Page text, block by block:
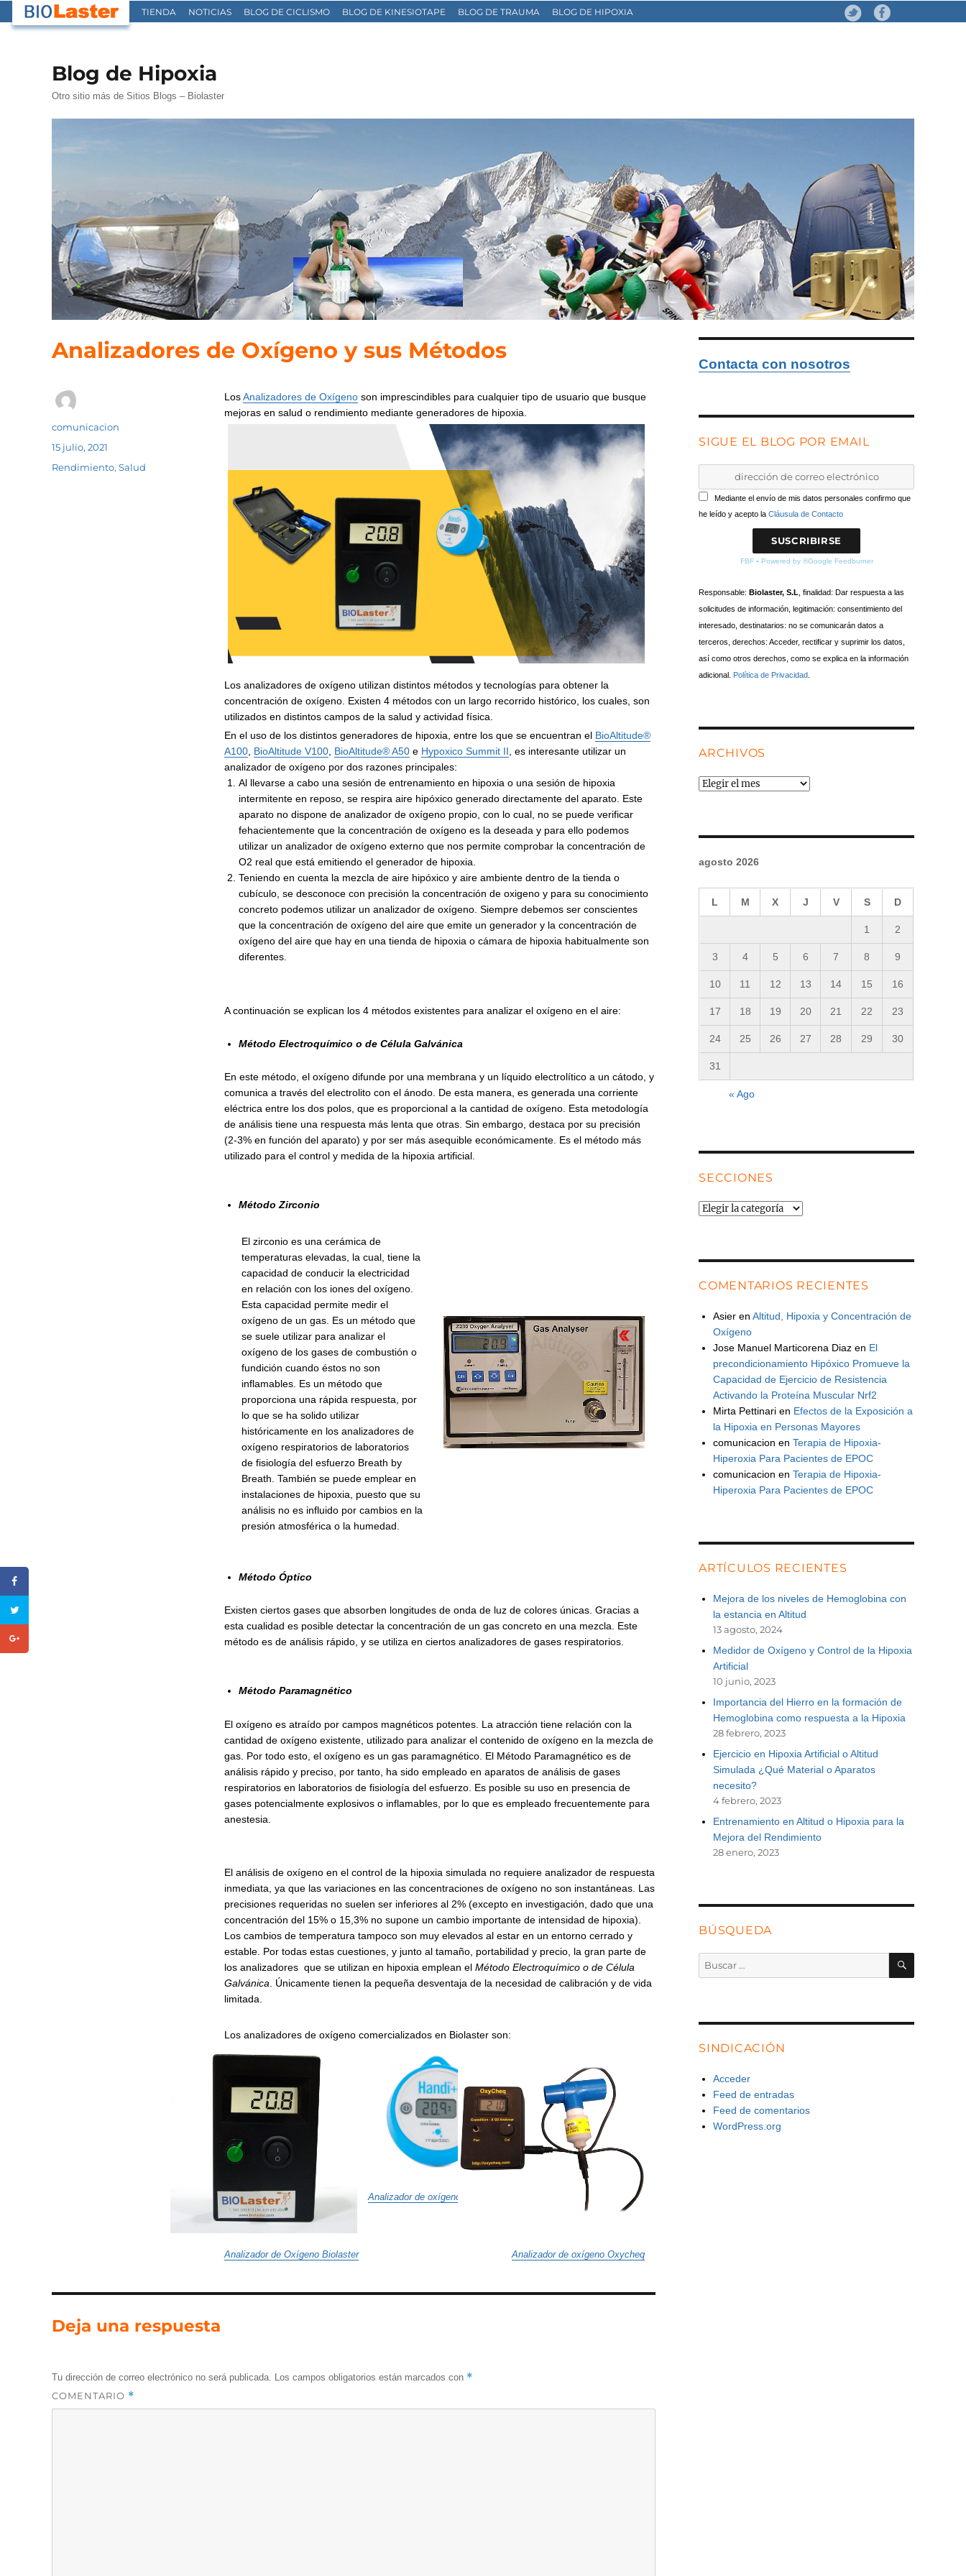
TIENDA NOTICIAS BLOG DE CICLISMO BLOG DE KINESIOTAPE BLOG DE TRAUMA BLOG DE HIPOXIA
Blog de Hipoxia
Otro sitio más de Sitios Blogs – Biolaster
Analizadores de Oxígeno y sus Métodos
LosAnalizadores de Oxígeno son imprescindibles para cualquier tipo de usuario que busque
mejoras en salud o rendimiento mediante generadores de hipoxia.
Los analizadores de oxígeno utilizan distintos métodos y tecnologías para obtener la
concentración de oxígeno. Existen 4 métodos con un largo recorrido histórico, los cuales, son
utilizados en distintos campos de la salud y actividad física.
En el uso de los distintos generadores de hipoxia, entre los que se encuentran el BioAltitude®
A100, BioAltitude V100, BioAltitude® A50 e Hypoxico Summit II, es interesante utilizar un
analizador de oxígeno por dos razones principales:
Al llevarse a cabo una sesión de entrenamiento en hipoxia o una sesión de hipoxia
intermitente en reposo, se respira aire hipóxico generado directamente del aparato. Este
aparato no dispone de analizador de oxígeno propio, con lo cual, no se puede verificar
fehacientemente que la concentración de oxígeno es la deseada y para ello podemos
utilizar un analizador de oxígeno externo que nos permite comprobar la concentración de
O2 real que está emitiendo el generador de hipoxia.
Teniendo en cuenta la mezcla de aire hipóxico y aire ambiente dentro de la tienda o
cubículo, se desconoce con precisión la concentración de oxigeno y para su conocimiento
concreto podemos utilizar un analizador de oxígeno. Siempre debemos ser conscientes
que la concentración de oxígeno del aire que emite un generador y la concentración de
oxígeno del aire que hay en una tienda de hipoxia o cámara de hipoxia habitualmente son
diferentes.
A continuación se explican los 4 métodos existentes para analizar el oxígeno en el aire:
Método Electroquímico o de Célula Galvánica
En este método, el oxígeno difunde por una membrana y un líquido electrolítico a un cátodo, y
comunica a través del electrolito con el ánodo. De esta manera, es generada una corriente
eléctrica entre los dos polos, que es proporcional a la cantidad de oxígeno. Esta metodología
de análisis tiene una respuesta más lenta que otras. Sin embargo, destaca por su precisión
(2-3% en función del aparato) y por ser más asequible económicamente. Es el método más
utilizado para el control y medida de la hipoxia artificial.
Método Zirconio
El zirconio es una cerámica de
temperaturas elevadas, la cual, tiene la
capacidad de conducir la electricidad
en relación con los iones del oxígeno.
Esta capacidad permite medir el
oxígeno de un gas. Es un método que
se suele utilizar para analizar el
oxígeno de los gases de combustión o
fundición cuando éstos no son
inflamables. Es un método que
proporciona una rápida respuesta, por
lo que se ha solido utilizar
históricamente en los analizadores de
oxígeno respiratorios de laboratorios
de fisiología del esfuerzo Breath by
Breath. También se puede emplear en
instalaciones de hipoxia, puesto que su
análisis no es influido por cambios en la
presión atmosférica o la humedad.
Método Óptico
Existen ciertos gases que absorben longitudes de onda de luz de colores únicas. Gracias a
esta cualidad es posible detectar la concentración de un gas concreto en una mezcla. Este
método es de análisis rápido, y se utiliza en ciertos analizadores de gases respiratorios.
Método Paramagnético
El oxígeno es atraído por campos magnéticos potentes. La atracción tiene relación con la
cantidad de oxígeno existente, utilizado para analizar el contenido de oxígeno en la mezcla de
gas. Por todo esto, el oxígeno es un gas paramagnético. El Método Paramagnético es de
análisis rápido y preciso, por tanto, ha sido empleado en aparatos de análisis de gases
respiratorios en laboratorios de fisiología del esfuerzo. Es posible su uso en presencia de
gases potencialmente explosivos o inflamables, por lo que es empleado frecuentemente para
anestesia.
El análisis de oxígeno en el control de la hipoxia simulada no requiere analizador de respuesta
inmediata, ya que las variaciones en las concentraciones de oxígeno no son instantáneas. Las
precisiones requeridas no suelen ser inferiores al 2% (excepto en investigación, dado que una
concentración del 15% o 15,3% no supone un cambio importante de intensidad de hipoxia).
Los cambios de temperatura tampoco son muy elevados al estar en un entorno cerrado y
estable. Por todas estas cuestiones, y junto al tamaño, portabilidad y precio, la gran parte de
los analizadores que se utilizan en hipoxia emplean el Método Electroquímico o de Célula
Galvánica . Únicamente tienen la pequeña desventaja de la necesidad de calibración y de vida
limitada.
Los analizadores de oxígeno comercializados en Biolaster son:
Analizador de Oxígeno Biolaster
Analizador de oxígeno Handi
Analizador de oxígeno Oxycheq
Autor
comunicacion
Publicado
el
15 julio, 2021
Categorías
Rendimiento, Salud
Deja una respuesta
Tu dirección de correo electrónico no será publicada. Los campos obligatorios están marcados con *
COMENTARIO *
Contacta con nosotros
SIGUE EL BLOG POR EMAIL
Mediante el envío de mis datos personales confirmo que
he leído y acepto la Cláusula de Contacto
FBF▪ Powered by ®Google Feedburner
Responsable: Biolaster, S.L , finalidad: Dar respuesta a las
solicitudes de información, legitimación: consentimiento del
interesado, destinatarios: no se comunicarán datos a
terceros, derechos: Acceder, rectificar y suprimir los datos,
así como otros derechos, como se explica en la información
adicional.
Política de Privacidad
ARCHIVOS
Archivos
agosto 2026
L M X J V S D
1 2
3 4 5 6 7 8 9
10 11 12 13 14 15 16
17 18 19 20 21 22 23
24 25 26 27 28 29 30
31
« Ago
SECCIONES
Secciones
COMENTARIOS RECIENTES
Asier en Altitud, Hipoxia y Concentración de
Oxígeno
Jose Manuel Marticorena Diaz en El
precondicionamiento Hipóxico Promueve la
Capacidad de Ejercicio de Resistencia
Activando la Proteína Muscular Nrf2
Mirta Pettinari en Efectos de la Exposición a
la Hipoxia en Personas Mayores
comunicacion en Terapia de Hipoxia-
Hiperoxia Para Pacientes de EPOC
comunicacion en Terapia de Hipoxia-
Hiperoxia Para Pacientes de EPOC
ARTÍCULOS RECIENTES
Mejora de los niveles de Hemoglobina con
la estancia en Altitud
13 agosto, 2024
Medidor de Oxígeno y Control de la Hipoxia
Artificial
10 junio, 2023
Importancia del Hierro en la formación de
Hemoglobina como respuesta a la Hipoxia
28 febrero, 2023
Ejercicio en Hipoxia Artificial o Altitud
Simulada ¿Qué Material o Aparatos
necesito?
4 febrero, 2023
Entrenamiento en Altitud o Hipoxia para la
Mejora del Rendimiento
28 enero, 2023
BÚSQUEDA
Buscar
por:
BUSCAR
SINDICACIÓN
Acceder
Feed de entradas
Feed de comentarios
WordPress.org